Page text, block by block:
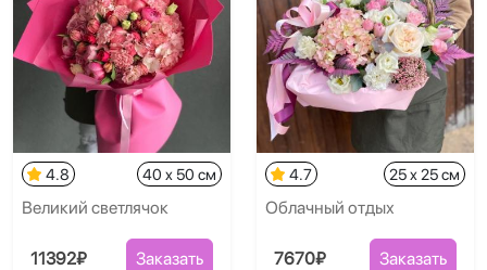
4.8 40 x 50 см
Великий светлячок
11392₽ Заказать
4.7 25 x 25 см
Облачный отдых
7670₽ Заказать